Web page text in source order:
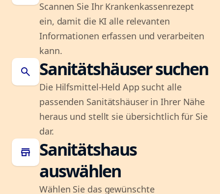
Scannen Sie Ihr Krankenkassenrezept
ein, damit die KI alle relevanten
Informationen erfassen und verarbeiten
kann.
search Sanitätshäuser suchen
Die Hilfsmittel-Held App sucht alle
passenden Sanitätshäuser in Ihrer Nähe
heraus und stellt sie übersichtlich für Sie
dar.
store
Sanitätshaus
auswählen
Wählen Sie das gewünschte